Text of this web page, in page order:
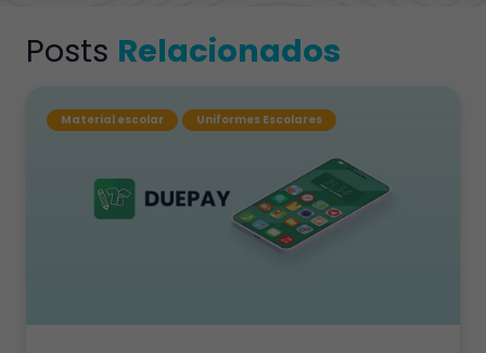
Posts Relacionados
Material escolar Uniformes Escolares